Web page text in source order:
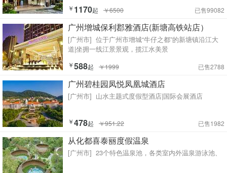
￥ 1170起 ￥6500 已售99082
广州增城保利郡雅酒店(新塘高铁站店）
[广州市]
道|坐拥一线江景景观，揽江水美景
￥588起 ￥1999 已售2788
广州碧桂园凤悦凤凰城酒店
[广州市] 山水主题式度假型酒店|国际会展酒店
￥478起 ￥951.22 已售1982
从化都喜泰丽度假温泉
[广州市] 23个特色温泉池，各类室内外温泉游泳池、